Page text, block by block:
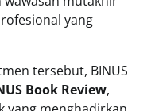
yang
tersebut, BINUS
Book Review,